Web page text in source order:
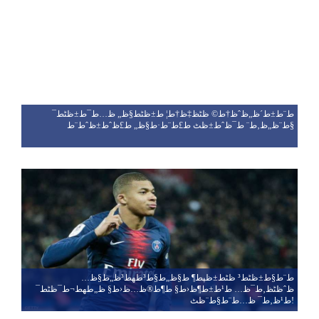
ط¨ط±ط´ظ„ظˆظ†ط© ظٹظ‡ظ†ط¦ ط±ظٹط§ظ„ ظ…ط¯ط±ظٹط¯
ط¨ظ„ظ‚ط¨ ط¯ظˆط±ظٹ ط£ط¨ط·ط§ظ„ ط£ظˆط±ظˆط¨ط§
ط¨ط§ط±ظٹط³ ظٹط±ظپط¶ ط§ظ„ط§ط³طھط³ظ„ط§ظ…
ظˆظٹظ‚ط¯ظ… ط¹ط±ط¶ظ‹ط§ ط¶ط®ظ…ظ‹ط§ ظ„طھط¬ط¯ظٹط¯
ط¹ظ‚ط¯ ظ…ط¨ط§ط¨ظٹ!